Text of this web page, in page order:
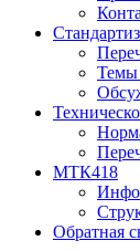
Темы
МТК418
Обратная